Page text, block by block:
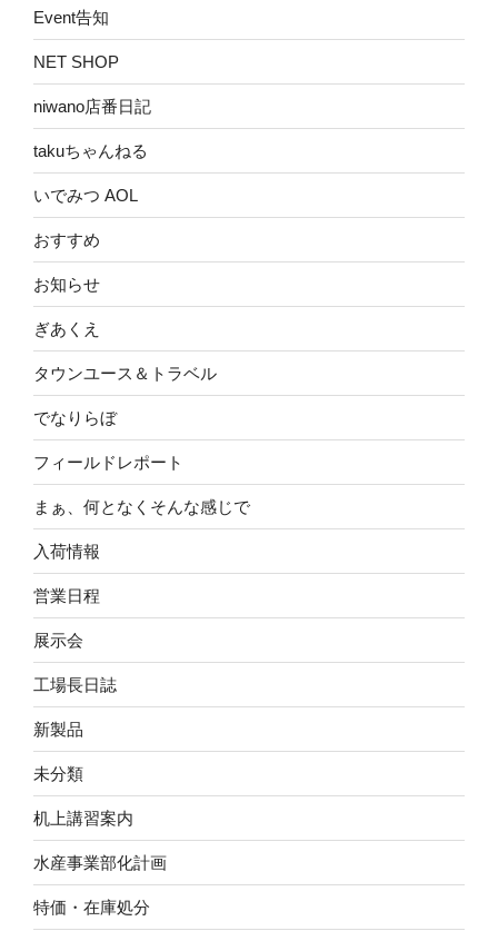
Event告知
NET SHOP
niwano店番日記
takuちゃんねる
いでみつ AOL
おすすめ
お知らせ
ぎあくえ
タウンユース＆トラベル
でなりらぼ
フィールドレポート
まぁ、何となくそんな感じで
入荷情報
営業日程
展示会
工場長日誌
新製品
未分類
机上講習案内
水産事業部化計画
特価・在庫処分